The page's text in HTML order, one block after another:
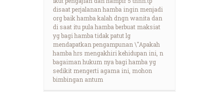
disaat perjalanan hamba ingin menjadi
org baik hamba kalah dngn wanita dan
di saat itu pula hamba berbuat maksiat
yg bagi hamba tidak patut lg
mendapatkan pengampunan \"Apakah
hamba hrs mengakhiri kehidupan ini, n
bagaiman hukum nya bagi hamba yg
sedikit mengerti agama ini, mohon
bimbingan antum